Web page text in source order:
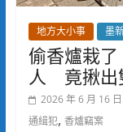
地方大小事 墨
偷香爐栽
人 竟揪出
2026 年 6 月 16 日
通緝犯, 香爐竊案